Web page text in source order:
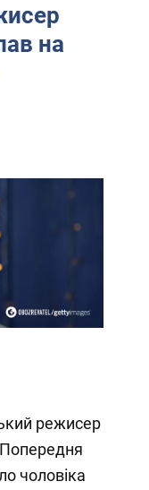
на
режисер
чоловіка